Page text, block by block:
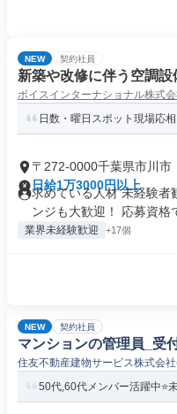
NEW 契約社員
新築や改修に伴う空調設
ボイスインターナショナル株式
日数・曜日スポット現場応
〒272-0000千葉県市川市
日給1万3000円以上
求めている人材 未経験者
ンジも大歓迎！ 応募資格
業界未経験歓迎 +17個
NEW 契約社員
マンションの管理員_受
住友不動産建物サービス株式会
50代,60代メンバー活躍中⭐️